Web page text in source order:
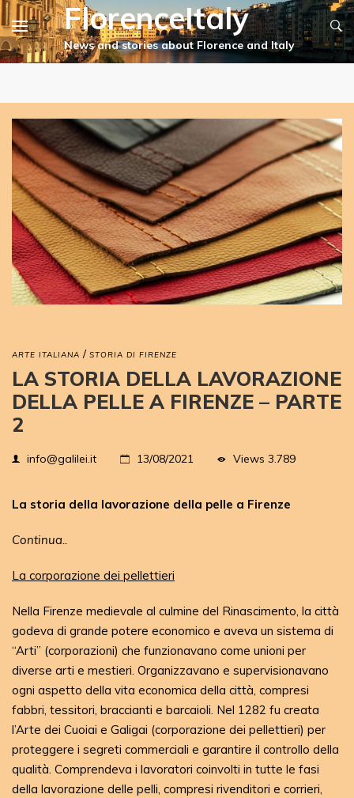
FlorenceItaly
ARTE ITALIANA / STORIA DI FIRENZE
LA STORIA DELLA LAVORAZIONE
DELLA PELLE A FIRENZE – PARTE
2
info@galilei.it 13/08/2021 Views 3.789
La storia della lavorazione della pelle a Firenze
Continua..
La corporazione dei pellettieri
Nella Firenze medievale al culmine del Rinascimento, la città
godeva di grande potere economico e aveva un sistema di
“Arti” (corporazioni) che funzionavano come unioni per
diverse arti e mestieri. Organizzavano e supervisionavano
ogni aspetto della vita economica della città, compresi
fabbri, tessitori, braccianti e barcaioli. Nel 1282 fu creata
l’Arte dei Cuoiai e Galigai (corporazione dei pellettieri) per
proteggere i segreti commerciali e garantire il controllo della
qualità. Comprendeva i lavoratori coinvolti in tutte le fasi
della lavorazione delle pelli, compresi rivenditori e corrieri,